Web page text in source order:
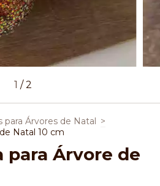
1 /2
para Árvores de Natal >
Natal 10 cm
para Árvore de